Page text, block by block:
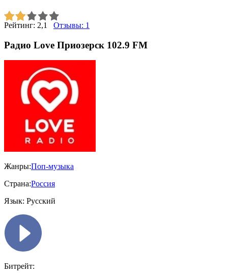
Рейтинг: 2,1 Отзывы: 1
Радио Love Приозерск 102.9 FM
Жанры:Поп-музыка
Страна:Россия
Язык: Русский
Битрейт: